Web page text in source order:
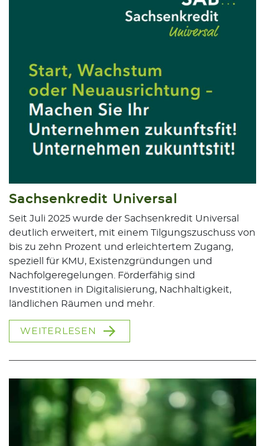
Sachsenkredit Universal
Seit Juli 2025 wurde der Sachsenkredit Universal
deutlich erweitert, mit einem Tilgungszuschuss von
bis zu zehn Prozent und erleichtertem Zugang,
speziell für KMU, Existenzgründungen und
Nachfolgeregelungen. Förderfähig sind
Investitionen in Digitalisierung, Nachhaltigkeit,
ländlichen Räumen und mehr.
WEITERLESEN